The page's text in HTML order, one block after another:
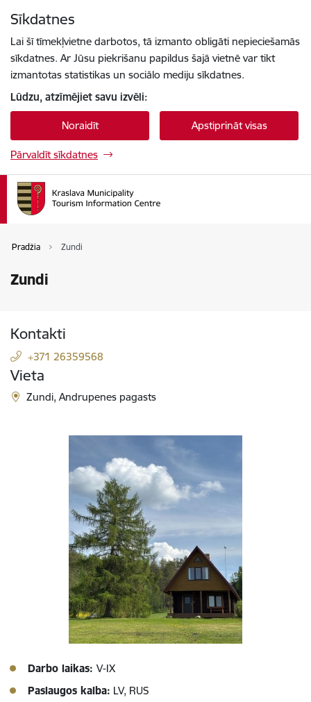
Sīkdatnes
Lai šī tīmekļvietne darbotos, tā izmanto obligāti nepieciešamās
sīkdatnes. Ar Jūsu piekrišanu papildus šajā vietnē var tikt
izmantotas statistikas un sociālo mediju sīkdatnes.
Lūdzu, atzīmējiet savu izvēli:
Noraidīt Apstiprināt visas
Pārvaldīt sīkdatnes
Pradžia Zundi
Zundi
Kontakti
+371 26359568
Vieta
Zundi, Andrupenes pagasts
Darbo laikas: V-IX
Paslaugos kalba: LV, RUS